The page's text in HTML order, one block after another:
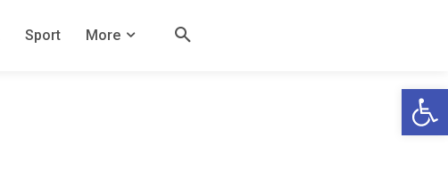
Sport More